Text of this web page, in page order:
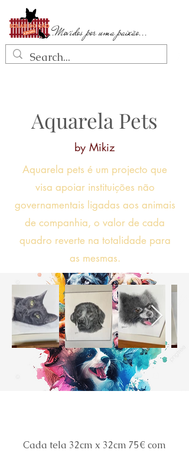
...Movidos por uma paixão...
Aquarela Pets
by Mikiz
Aquarela pets é um projecto que
visa apoiar instituições não
governamentais ligadas aos animais
de companhia, o valor de cada
quadro reverte na totalidade para
as mesmas.
Cada tela 32cm x 32cm 75€ com